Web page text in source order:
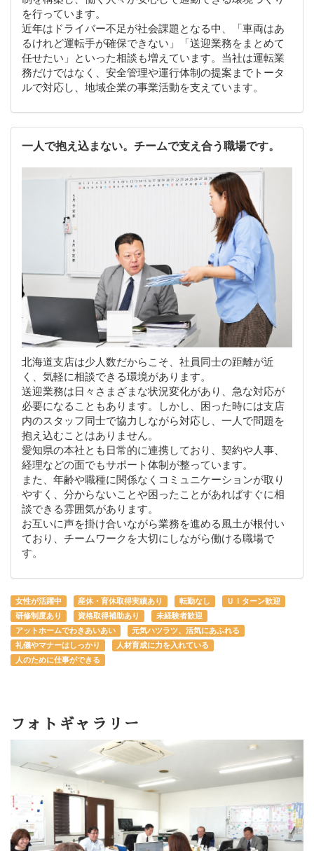
を行っています。
近年はドライバー不足が社会課題となる中、「車両はあ
るけれど運転手が確保できない」「送迎業務をまとめて
任せたい」といった相談も増えています。当社は運転業
務だけではなく、安全管理や運行体制の提案までトータ
ルで対応し、地域企業の事業活動を支えています。
一人で抱え込まない。チームで支え合う職場です。
北海道支店は少人数だからこそ、社員同士の距離が近
く、気軽に相談できる環境があります。
送迎業務は日々さまざまな状況変化があり、急な対応が
必要になることもあります。しかし、困った時には支店
内のスタッフ同士で協力しながら対応し、一人で問題を
抱え込むことはありません。
愛知県の本社とも日常的に連携しており、契約や人事、
経理などの面でもサポート体制が整っています。
また、年齢や職種に関係なくコミュニケーションが取り
やすく、分からないことや困ったことがあればすぐに相
談できる雰囲気があります。
お互いに声を掛け合いながら業務を進める風土が根付い
ており、チームワークを大切にしながら働ける職場で
す。
女性が活躍中 産休・育休取得実績あり 転勤なし
ＵＩターン歓迎
研修制度あり
資格取得補助あり
未経験者歓迎
アットホームでわきあいあい
元気ハツラツ、活気にあふれる
礼儀やマナーはしっかり
人材育成に力を入れている
人のために仕事ができる
フォトギャラリー